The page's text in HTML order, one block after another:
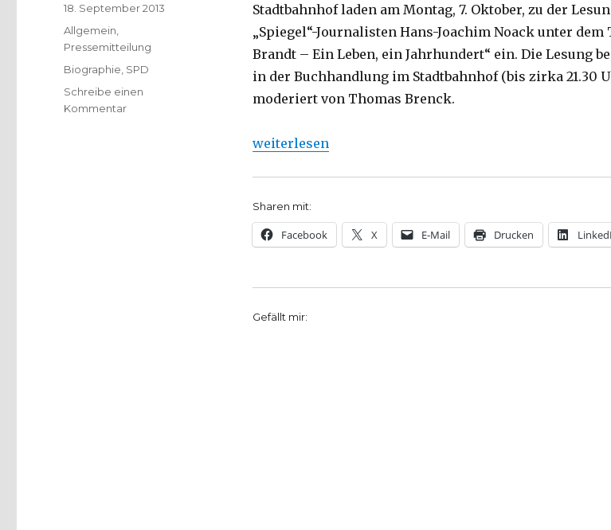
Stadtbahnhof laden am Montag, 7. Oktober, zu der
„Spiegel“-Journalisten Hans-Joachim Noack unter
Brandt – Ein Leben, ein Jahrhundert“ ein. Die Lesung
in der Buchhandlung im Stadtbahnhof (bis zirka 21.30
moderiert von Thomas Brenck.
„„Willy Brandt – Ein Leben, ein Jahrhundert“ – Lesung
weiterlesen
Sharen mit:
Facebook X E-Mail Drucken
Gefällt mir:
Veröffentlicht
am
18. September 2013
Kategorien
Allgemein,
Pressemitteilung
Schlagwörter
Biographie, SPD
Schreibe einen
Kommentarzu